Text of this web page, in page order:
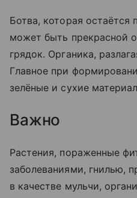
Ботва, которая остаётся
может быть прекрасной
грядок. Органика,
Главное при
зелёные и сухие
Важно
Растения, пораженные
заболеваниями, гнилью,
в качестве мульчи,